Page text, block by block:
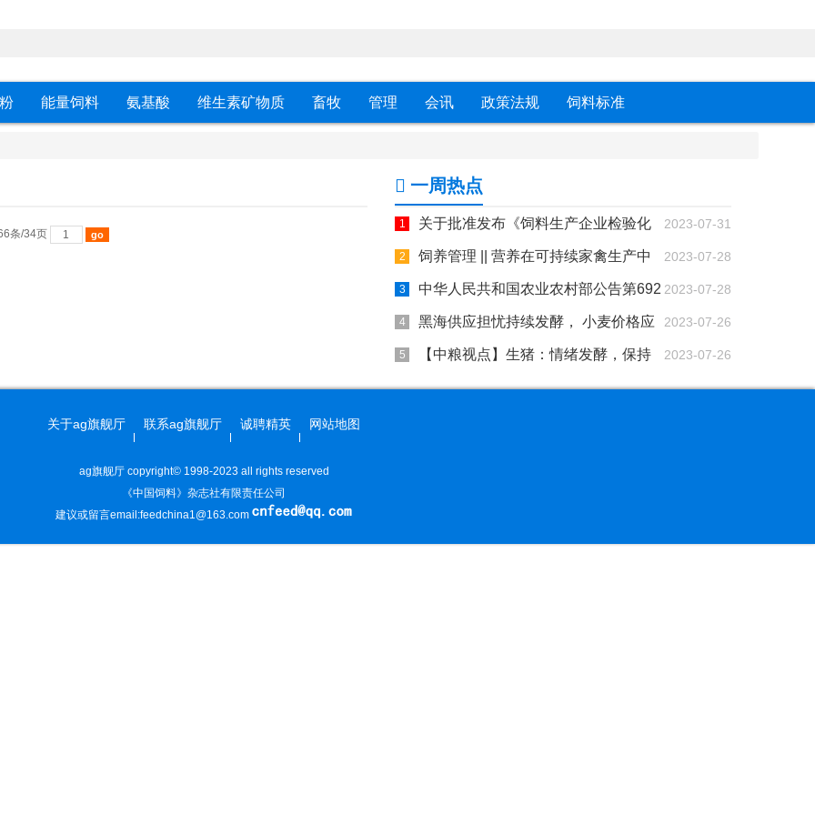
能量饲料 氨基酸 维生素矿物质 畜牧 管理 会讯 政策法规 饲料标准
条/34页
一周热点
2023-07-31
关于批准发布《饲料生产企业检验化
验室设计与建设技术规范》等2项团体标准的通
知
2023-07-28
饲养管理 || 营养在可持续家禽生产中
的作用 2023-07-28
中华人民共和国农业农村部公告第692
号 2023-07-26
黑海供应担忧持续发酵， 小麦价格应
声暴涨！ 2023-07-26
【中粮视点】生猪：情绪发酵，保持
观望
关于ag旗舰厅 联系ag旗舰厅 诚聘精英 网站地图
ag旗舰厅 copyright© 1998-2023 all rights reserved
《中国饲料》杂志社有限责任公司
建议或留言email:feedchina1@163.com